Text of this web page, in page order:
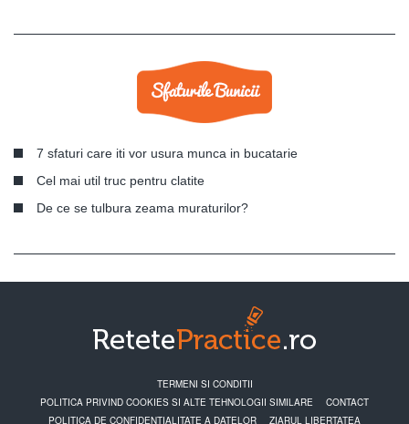
7 sfaturi care iti vor usura munca in bucatarie
Cel mai util truc pentru clatite
De ce se tulbura zeama muraturilor?
TERMENI SI CONDITII
POLITICA PRIVIND COOKIES SI ALTE TEHNOLOGII SIMILARE
CONTACT
POLITICA DE CONFIDENTIALITATE A DATELOR
ZIARUL LIBERTATEA